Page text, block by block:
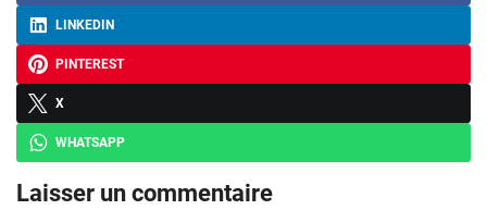
LINKEDIN
PINTEREST
X
WHATSAPP
Laisser un commentaire